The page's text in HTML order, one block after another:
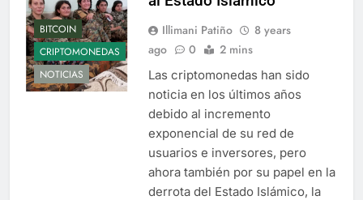
BITCOIN
CRIPTOMONEDAS
NOTICIAS
Illimani Patiño
8 years
ago
0 2 mins
Las criptomonedas han sido
noticia en los últimos años
debido al incremento
exponencial de su red de
usuarios e inversores, pero
ahora también por su papel en la
derrota del Estado Islámico, la